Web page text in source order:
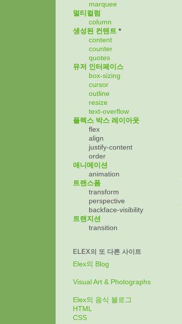
marquee
멀티컬럼
column
생성된 컨텐트 *
content
counter
quotes
유저 인터페이스
box-sizing
cursor
outline
resize
text-overflow
플렉스 박스 레이아웃
flex
align
justify-content
order
애니메이션
animation
트랜스폼
transform
perspective
backface-visibility
트랜지션
transition
ELEX의 또 다른 사이트
Elex의 Blog
Visual Art & Photographs
Elex의 음식 블로그
HTML
CSS